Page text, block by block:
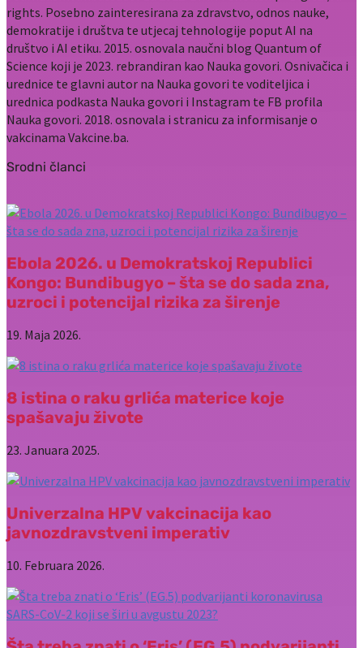
rights. Posebno zainteresirana za zdravstvo, odnos nauke,
demokratije i društva te utjecaj tehnologije poput AI na
društvo i AI etiku. 2015. osnovala naučni blog Quantum of
Science koji je 2023. rebrandiran kao Nauka govori. Osnivačica i
urednice te glavni autor na Nauka govori te voditeljica i
urednica podkasta Nauka govori i Instagram te FB profila
Nauka govori. 2018. osnovala i stranicu za informisanje o
vakcinama Vakcine.ba.
Srodni članci
Ebola 2026. u Demokratskoj Republici
Kongo: Bundibugyo – šta se do sada zna,
uzroci i potencijal rizika za širenje
19. Maja 2026.
8 istina o raku grlića materice koje
spašavaju živote
23. Januara 2025.
Univerzalna HPV vakcinacija kao
javnozdravstveni imperativ
10. Februara 2026.